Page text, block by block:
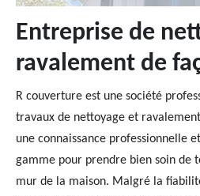
Entreprise de
ravalement de
R couverture est une société
travaux de nettoyage et
une connaissance professionnelle
gamme pour prendre bien soin de
mur de la maison. Malgré la